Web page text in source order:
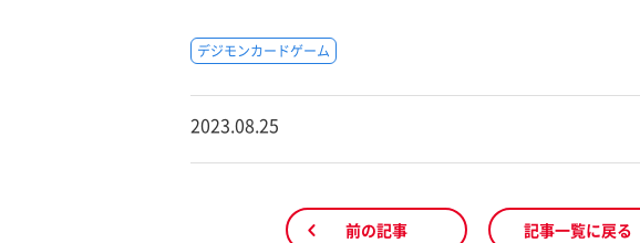
デジモンカードゲーム
2023.08.25
前の記事 記事一覧に戻る